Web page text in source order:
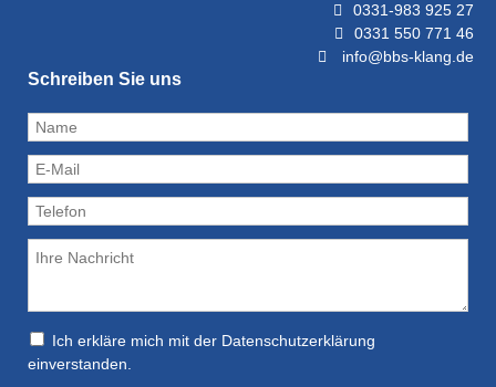
0331-983 925 27
0331 550 771 46
info@bbs-klang.de
Schreiben Sie uns
Ich erkläre mich mit der Datenschutzerklärung
einverstanden.